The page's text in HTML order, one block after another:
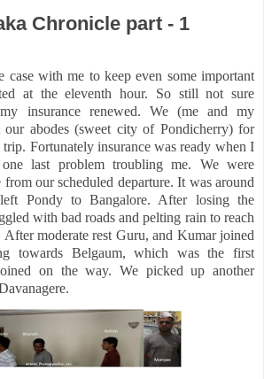
Chronicle part - 1
case with me to keep even some important
at the eleventh hour. So still not sure
insurance renewed. We (me and my
our abodes (sweet city of Pondicherry) for
Fortunately insurance was ready when I
last problem troubling me. We were
our scheduled departure. It was around
Pondy to Bangalore. After losing the
with bad roads and pelting rain to reach
After moderate rest Guru, and Kumar joined
towards Belgaum, which was the first
on the way. We picked up another